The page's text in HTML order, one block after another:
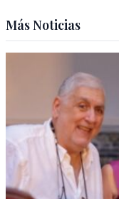
Más Noticias